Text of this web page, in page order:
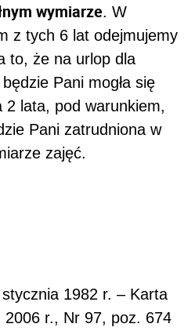
wymiarze. W
z tych 6 lat odejmujemy
to, że na urlop dla
Pani mogła się
2 lata, pod warunkiem,
Pani zatrudniona w
zajęć.
1982 r. – Karta
2006 r., Nr 97, poz. 674